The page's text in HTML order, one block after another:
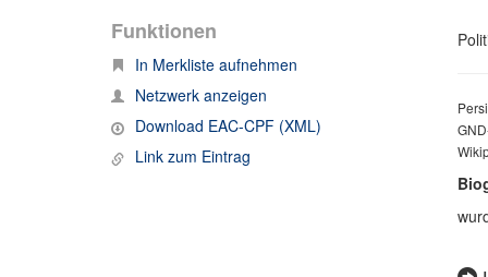
Funktionen
In Merkliste aufnehmen
Netzwerk anzeigen
Download EAC-CPF (XML)
Link zum Eintrag